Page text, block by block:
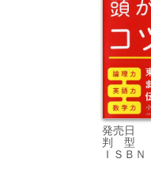
発売日
判 型
ＩＳＢＮ